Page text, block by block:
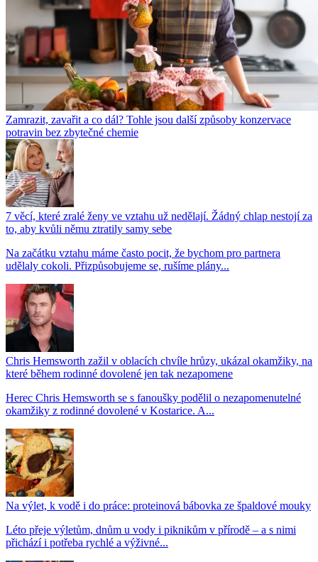
Zamrazit, zavařit a co dál? Tohle jsou další způsoby konzervace
potravin bez zbytečné chemie
7 věcí, které zralé ženy ve vztahu už nedělají. Žádný chlap nestojí za
to, aby kvůli němu ztratily samy sebe
Na začátku vztahu máme často pocit, že bychom pro partnera
udělaly cokoli. Přizpůsobujeme se, rušíme plány...
Chris Hemsworth zažil v oblacích chvíle hrůzy, ukázal okamžiky, na
které během rodinné dovolené jen tak nezapomene
Herec Chris Hemsworth se s fanoušky podělil o nezapomenutelné
okamžiky z rodinné dovolené v Kostarice. A...
Na výlet, k vodě i do práce: proteinová bábovka ze špaldové mouky
Léto přeje výletům, dnům u vody i piknikům v přírodě – a s nimi
přichází i potřeba rychlé a výživné...